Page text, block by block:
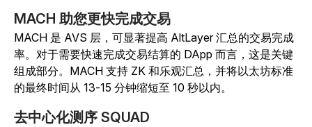
MACH 助您更快完成交易
MACH 是 AVS 层，可显著提高 AltLayer 汇总的交易完成
率。对于需要快速完成交易结算的 DApp 而言，这是关键
组成部分。MACH 支持 ZK 和乐观汇总，并将以太坊标准
的最终时间从 13-15 分钟缩短至 10 秒以内。
去中心化测序 SQUAD